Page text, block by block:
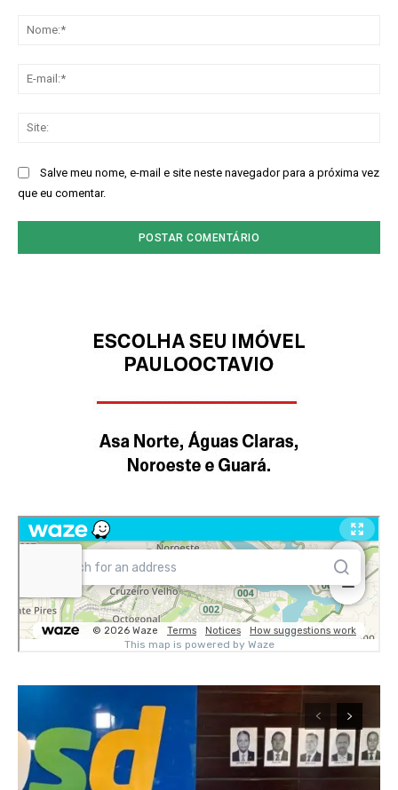
Salve meu nome, e-mail e site neste navegador para a próxima vez
que eu comentar.